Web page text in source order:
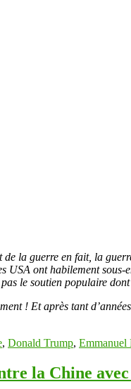
de la guerre en fait, la
USA ont habilement
le soutien populaire
! Et après tant
, Donald Trump, Emmanuel
la Chine